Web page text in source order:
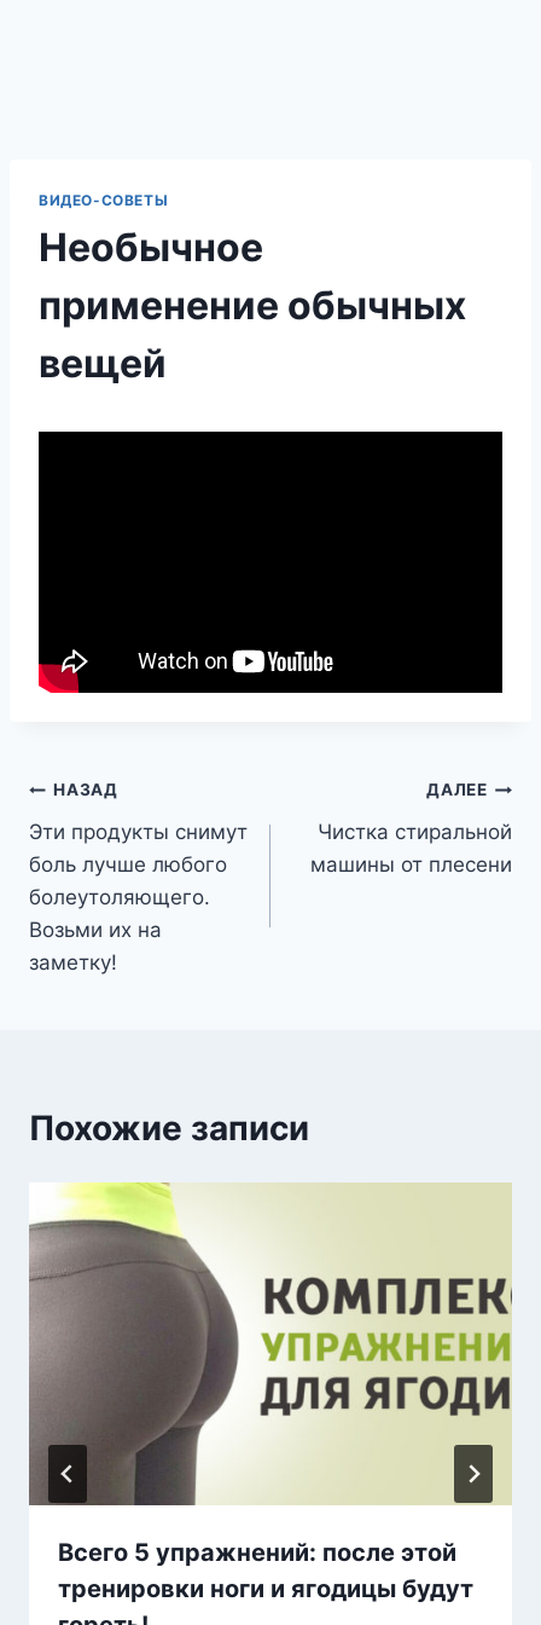
ВИДЕО-СОВЕТЫ
Необычное
применение обычных
вещей
Навигация
по
записям
НАЗАД
Эти продукты снимут
боль лучше любого
болеутоляющего.
Возьми их на
заметку!
ДАЛЕЕ
Чистка стиральной
машины от плесени
Похожие записи
Всего 5 упражнений: после этой
тренировки ноги и ягодицы будут